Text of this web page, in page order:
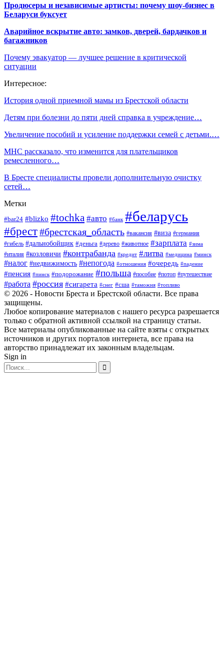
Продюсеры и независимые артисты: почему шоу-бизнес в
Беларуси буксует
Аварийное вскрытие авто: замков, дверей, бардачков и
багажников
Почему эвакуатор — лучшее решение в критической
ситуации
Интересное:
История одной приемной мамы из Брестской области
Детям при болезни до пяти дней справка в учреждение…
Увеличение пособий и усиление поддержки семей с детьми.…
МНС рассказало, что изменится для плательщиков
ремесленного…
В Бресте специалисты провели дополнительную очистку
сетей…
Метки
#bar24 #blizko #tochka #авто #банк #беларусь
#брест#брестская_область #вакансия #виза #германия
#гибель #дальнобойщик #деньга #дерево #животное #зарплата #зима
#италия #козловичи #контрабанда #кредит #литва #медицина #минск
#налог #недвижимость #непогода #отношения #очередь #падение
#пенсия #пинск #подорожание #польша #пособие #потоп #путешествие
#работа #россия #сигарета #снег #сша #таможня #топливо
© 2026 - Новости Бреста и Брестской области. Все права
защищены.
Любое копирование материалов с нашего ресурса разрешается
только с обратной активной ссылкой на страницу статьи.
Все материалы опубликованные на сайте взяты с открытых
источников и других порталов интернета, все права на
авторство принадлежат их законным владельцам.
Sign in